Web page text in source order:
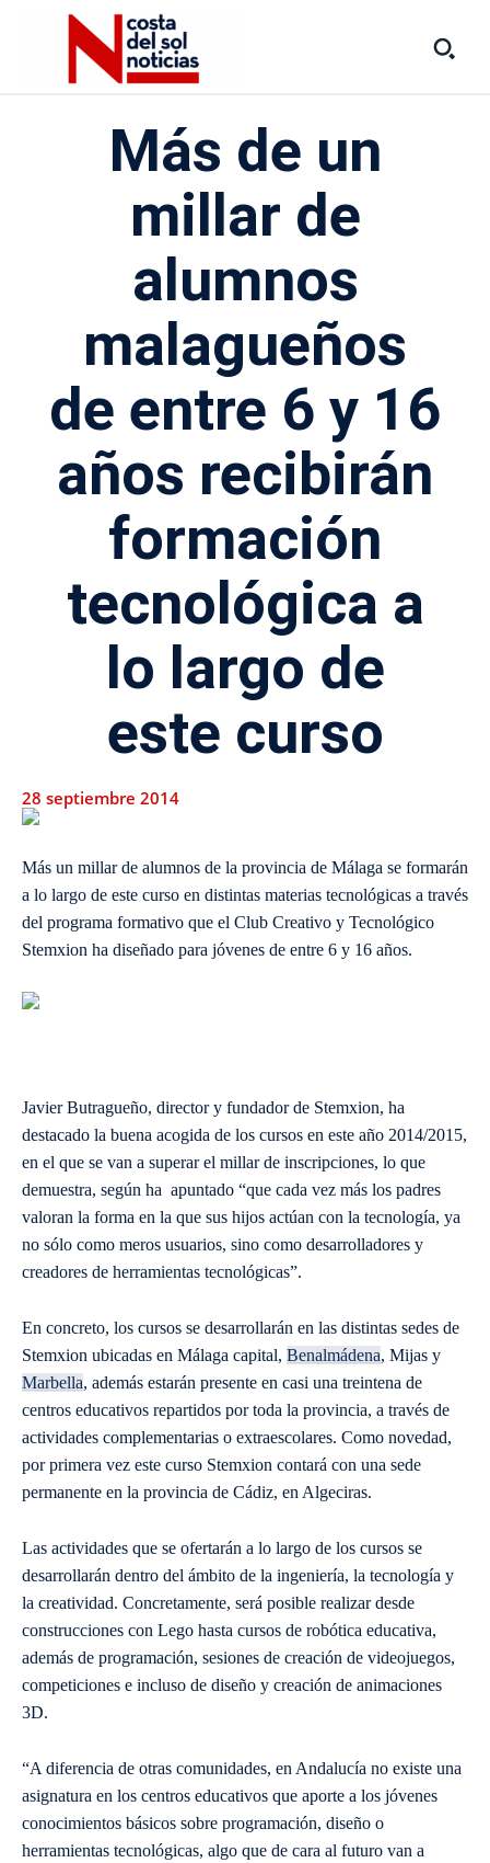
Más de un
millar de
alumnos
malagueños
de entre 6 y 16
años recibirán
formación
tecnológica a
lo largo de
este curso
28 septiembre 2014
Más un millar de alumnos de la provincia de Málaga se formarán
a lo largo de este curso en distintas materias tecnológicas a través
del programa formativo que el Club Creativo y Tecnológico
Stemxion ha diseñado para jóvenes de entre 6 y 16 años.
Javier Butragueño, director y fundador de Stemxion, ha
destacado la buena acogida de los cursos en este año 2014/2015,
en el que se van a superar el millar de inscripciones, lo que
demuestra, según ha apuntado “que cada vez más los padres
valoran la forma en la que sus hijos actúan con la tecnología, ya
no sólo como meros usuarios, sino como desarrolladores y
creadores de herramientas tecnológicas”.
En concreto, los cursos se desarrollarán en las distintas sedes de
Stemxion ubicadas en Málaga capital, Benalmádena, Mijas y
Marbella, además estarán presente en casi una treintena de
centros educativos repartidos por toda la provincia, a través de
actividades complementarias o extraescolares. Como novedad,
por primera vez este curso Stemxion contará con una sede
permanente en la provincia de Cádiz, en Algeciras.
Las actividades que se ofertarán a lo largo de los cursos se
desarrollarán dentro del ámbito de la ingeniería, la tecnología y
la creatividad. Concretamente, será posible realizar desde
construcciones con Lego hasta cursos de robótica educativa,
además de programación, sesiones de creación de videojuegos,
competiciones e incluso de diseño y creación de animaciones
3D.
“A diferencia de otras comunidades, en Andalucía no existe una
asignatura en los centros educativos que aporte a los jóvenes
conocimientos básicos sobre programación, diseño o
herramientas tecnológicas, algo que de cara al futuro van a